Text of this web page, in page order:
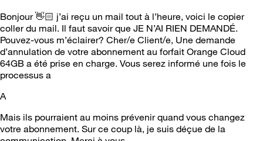
Bonjour 👋🏻 j’ai reçu un mail tout à l’heure, voici le copier
coller du mail. Il faut savoir que JE N’AI RIEN DEMANDÉ.
Pouvez-vous m’éclairer? Cher/e Client/e, Une demande
d’annulation de votre abonnement au forfait Orange Cloud
64GB a été prise en charge. Vous serez informé une fois le
processus a
A
Mais ils pourraient au moins prévenir quand vous changez
votre abonnement. Sur ce coup là, je suis déçue de la